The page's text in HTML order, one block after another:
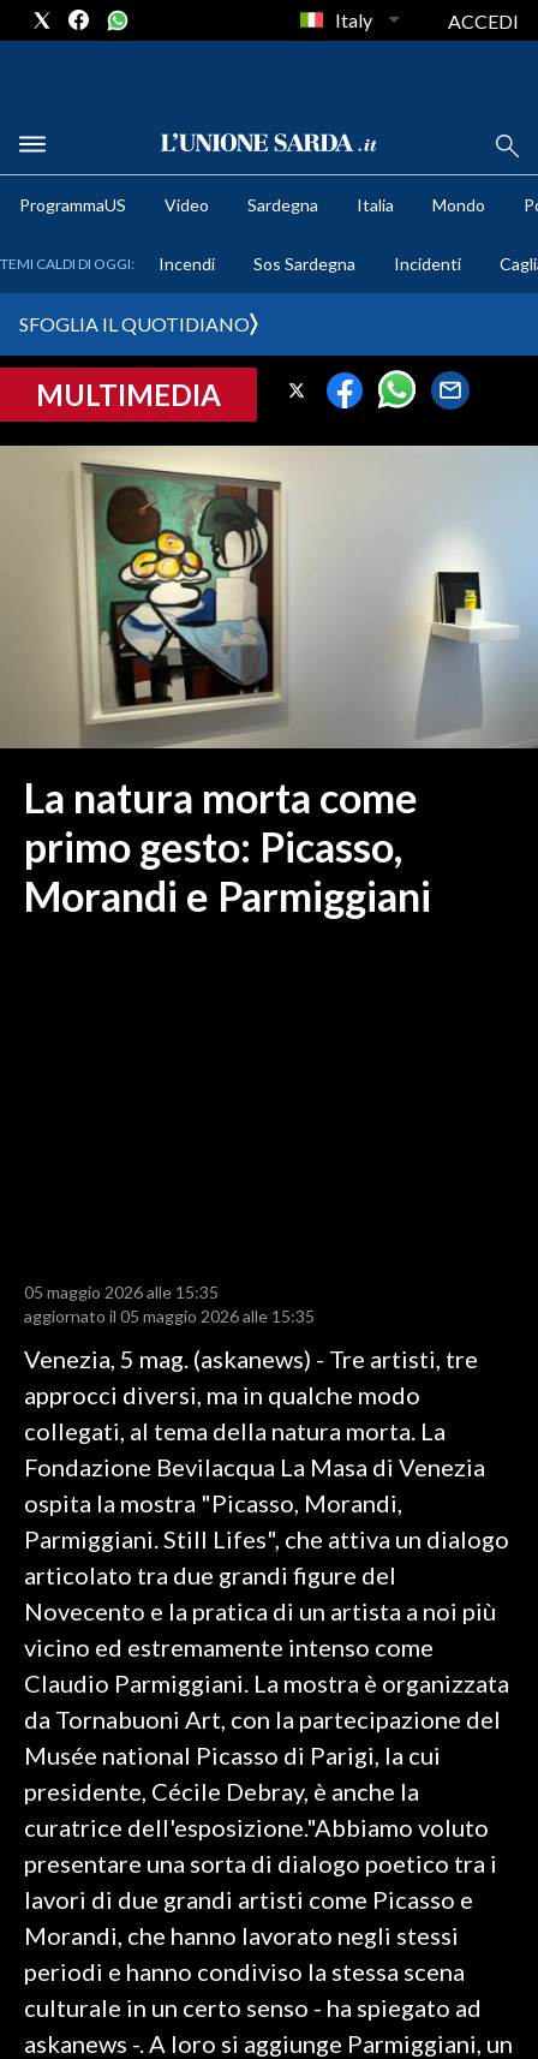
METEO
CRONACA SARDEGNA
PROVINCIA DI CAGLIARI
SULCIS IGLESIENTE
MEDIO CAMPIDANO
ORISTANO E PROVINCIA
SASSARI E PROVINCIA
NUORO E PROVINCIA
OGLIASTRA
ITALIA
MONDO
RISULTATI E CLASSIFICHE
CALCIO REGIONALE
BASKET
VOLLEY
MOTORI
TENNIS
ALTRI SPORT
CULTURA
GOSSIP
SALUTE
SARDEGNA TURISMO
SARDI NEL MONDO
NOTIZIE
EVENTI
Italy ACCEDI
ProgrammaUS Video Sardegna Italia Mondo
TEMI CALDI DI OGGI: Incendi Sos Sardegna Incidenti
SFOGLIA IL QUOTIDIANO
MULTIMEDIA
La natura morta come
primo gesto: Picasso,
Morandi e Parmiggiani
05 maggio 2026 alle 15:35
aggiornato il 05 maggio 2026 alle 15:35
Venezia, 5 mag. (askanews) - Tre artisti, tre
approcci diversi, ma in qualche modo
collegati, al tema della natura morta. La
Fondazione Bevilacqua La Masa di Venezia
ospita la mostra "Picasso, Morandi,
Parmiggiani. Still Lifes", che attiva un dialogo
articolato tra due grandi figure del
Novecento e la pratica di un artista a noi più
vicino ed estremamente intenso come
Claudio Parmiggiani. La mostra è organizzata
da Tornabuoni Art, con la partecipazione del
Musée national Picasso di Parigi, la cui
presidente, Cécile Debray, è anche la
curatrice dell'esposizione."Abbiamo voluto
presentare una sorta di dialogo poetico tra i
lavori di due grandi artisti come Picasso e
Morandi, che hanno lavorato negli stessi
periodi e hanno condiviso la stessa scena
culturale in un certo senso - ha spiegato ad
askanews -. A loro si aggiunge Parmiggiani, un